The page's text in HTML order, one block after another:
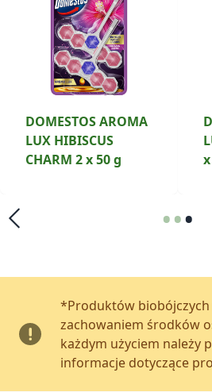
DOMESTOS AROMA
LUX HIBISCUS
CHARM 2 x 50 g
•••
*Produktów biobójczych
zachowaniem środków
każdym użyciem należy
informacje dotyczące